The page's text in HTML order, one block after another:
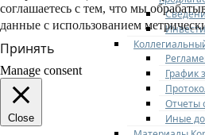
График
Отчеты
Иные
соглашаетесь с тем, что мы
данные с использованием
Принять
Manage consent
Close